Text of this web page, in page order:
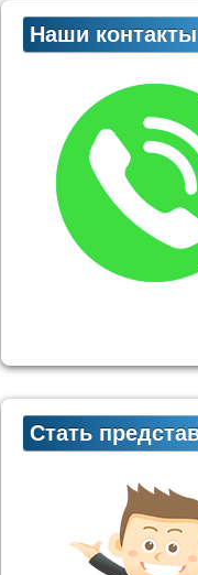
Наши контакты
Стать